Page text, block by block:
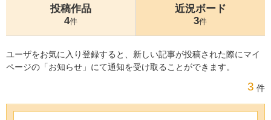
投稿作品
4件
近況ボード
3件
ユーザをお気に入り登録すると、新しい記事が投稿された際にマイ
ページの「お知らせ」にて通知を受け取ることができます。
3 件